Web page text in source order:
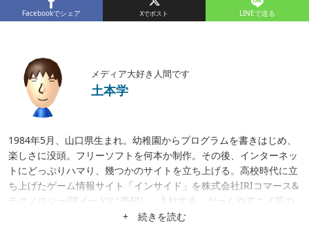
Facebookでシェア LINEで送る
メディア大好き人間です
土本学
1984年5月、山口県生まれ。幼稚園からプログラムを書きはじめ、
楽しさに没頭。フリーソフトを何本か制作。その後、インターネッ
トにどっぷりハマり、幾つかのサイトを立ち上げる。高校時代に立
ち上げたゲーム情報サイト「インサイド」を株式会社IRIコマース&
テクノロジー(現イード)に売却し、入社する。ゲームやアニメ等の
メディア運営、クロスワードアプリ開発、サイト立ち上げ、サイト
+ 続きを読む